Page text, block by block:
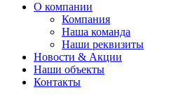
О компании
Компания
Наша команда
Наши реквизиты
Новости & Акции
Наши объекты
Контакты